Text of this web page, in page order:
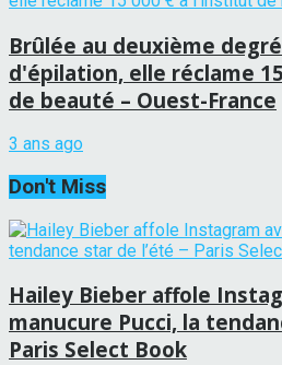
Brûlée au deuxième
d'épilation, elle réclame
de beauté – Ouest-France
3 ans ago
Don't Miss
Hailey Bieber affole
manucure Pucci, la
Paris Select Book